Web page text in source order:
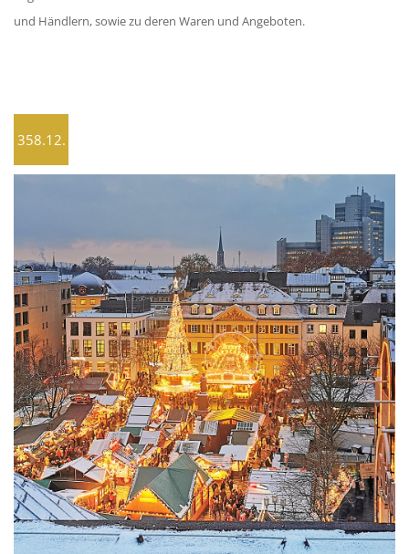
und Händlern, sowie zu deren Waren und Angeboten.
358.12.